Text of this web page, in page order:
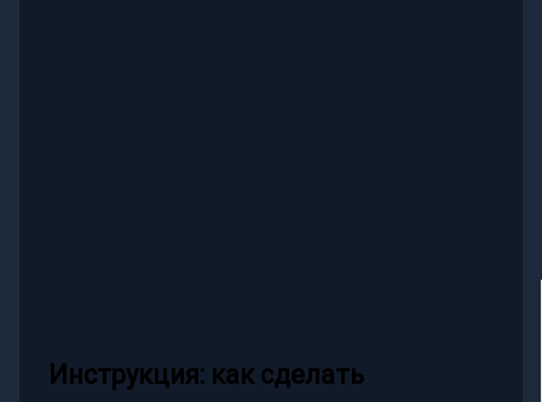
Инструкция: как сделать